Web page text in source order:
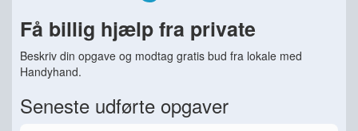
Få billig hjælp fra private
Beskriv din opgave og modtag gratis bud fra lokale med
Handyhand.
Seneste udførte opgaver